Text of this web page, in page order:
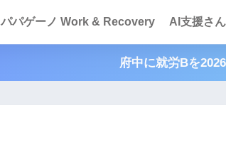
パパゲーノ Work & Recovery AI支援さん
府中に就労Bを